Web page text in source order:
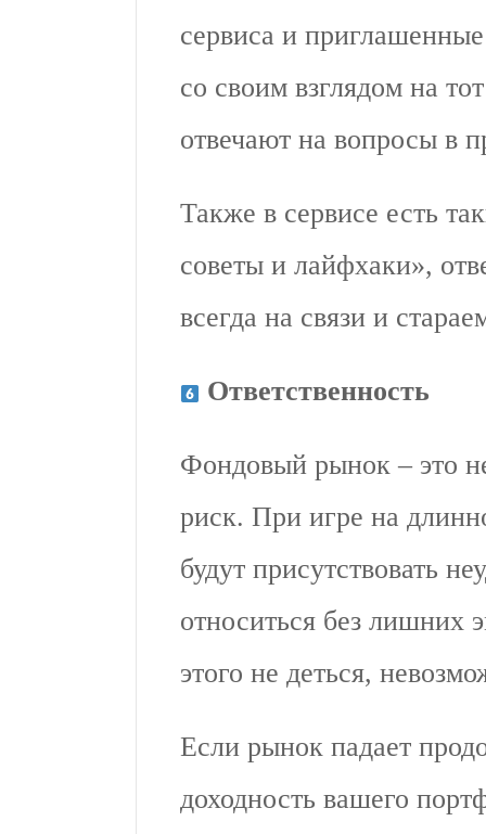
сервиса и
со своим взглядом на
отвечают на вопросы в
Также в сервисе есть
советы и лайфхаки»,
всегда на связи и
Ответственность
Фондовый рынок – это
риск. При игре на
будут присутствовать
относиться без лишних
этого не деться,
Если рынок падает
доходность вашего